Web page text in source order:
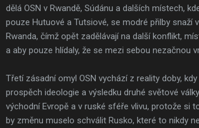
dělá OSN v Rwandě, Súdánu a dalších místech,
pouze Hutuové a Tutsiové, se modré přilby
Rwanda, čímž opět zadělávají na další konflikt,
a aby pouze hlídaly, že se mezi sebou nezačnou
Třetí zásadní omyl OSN vychází z reality doby,
prospěch ideologie a výsledku druhé světové
východní Evropě a v ruské sféře vlivu, protože si
by změnu muselo schválit Rusko, které to nikdy